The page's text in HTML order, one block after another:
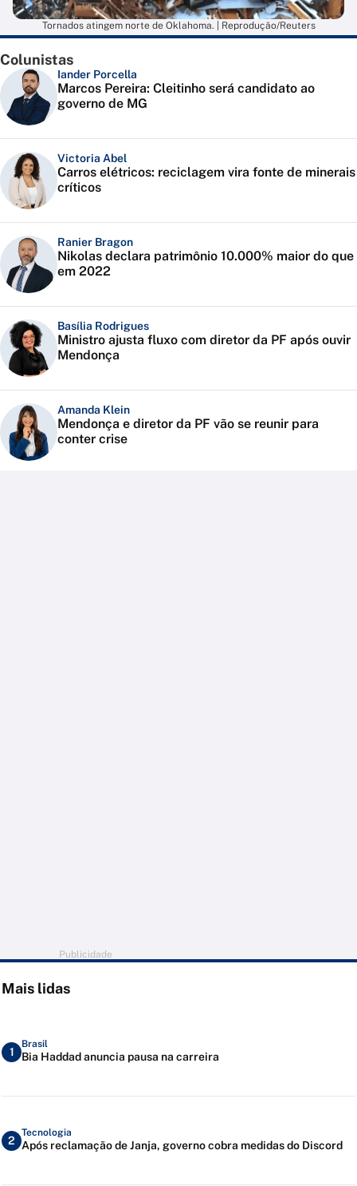
Tornados atingem norte de Oklahoma. | Reprodução/Reuters
Colunistas
Iander Porcella
Marcos Pereira: Cleitinho será candidato ao
governo de MG
Victoria Abel
Carros elétricos: reciclagem vira fonte de minerais
críticos
Ranier Bragon
Nikolas declara patrimônio 10.000% maior do que
em 2022
Basília Rodrigues
Ministro ajusta fluxo com diretor da PF após ouvir
Mendonça
Amanda Klein
Mendonça e diretor da PF vão se reunir para
conter crise
Publicidade
Mais lidas
1
Brasil
Bia Haddad anuncia pausa na carreira
2
Tecnologia
Após reclamação de Janja, governo cobra medidas do Discord